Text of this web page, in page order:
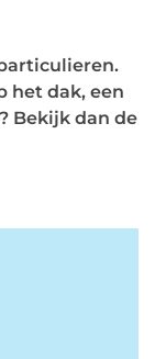
het dak, een
Bekijk dan de